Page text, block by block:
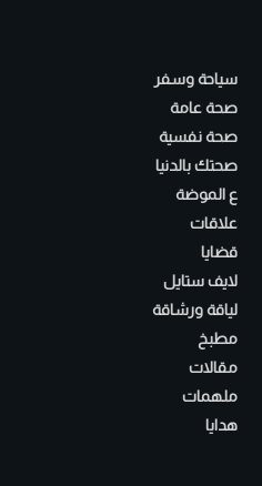
سياحة وسفر
صحة عامة
صحة نفسية
صحتك بالدنيا
ع الموضة
علاقات
قضايا
لايف ستايل
لياقة ورشاقة
مطبخ
مقالات
ملهمات
هدايا